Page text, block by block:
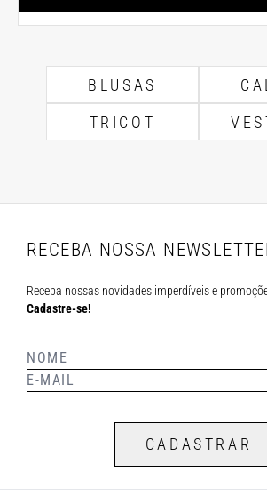
BLUSAS
TRICOT
RECEBA NOSSA
Receba nossas novidades imperdíveis e
Cadastre-se!
CADASTRAR